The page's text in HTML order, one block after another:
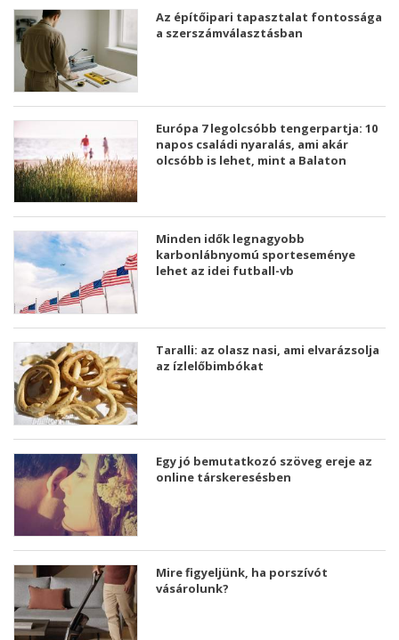
Az építőipari tapasztalat fontossága
a szerszámválasztásban
Európa 7 legolcsóbb tengerpartja: 10
napos családi nyaralás, ami akár
olcsóbb is lehet, mint a Balaton
Minden idők legnagyobb
karbonlábnyomú sporteseménye
lehet az idei futball-vb
Taralli: az olasz nasi, ami elvarázsolja
az ízlelőbimbókat
Egy jó bemutatkozó szöveg ereje az
online társkeresésben
Mire figyeljünk, ha porszívót
vásárolunk?